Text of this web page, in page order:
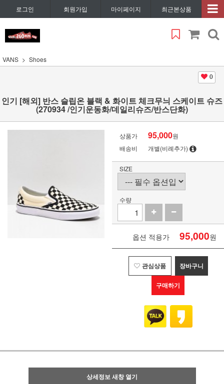
로그인 회원가입 마이페이지 최근본상품
VANS Shoes
0
인기 [해외] 반스 슬립온 블랙 & 화이트 체크무늬 스케이트 슈즈
(270934 /인기운동화/데일리슈즈/반스단화)
상품가 95,000원
배송비
개별(비례추가)
SIZE
수량
옵션 적용가 95,000원
관심상품 장바구니
구매하기
상세정보 새창 열기